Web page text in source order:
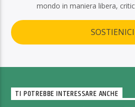
mondo in maniera libera,
SOSTIENICI
TI POTREBBE INTERESSARE ANCHE